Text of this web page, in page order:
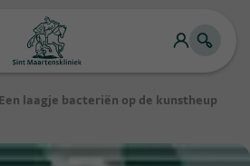
Een laagje bacteriën op de kunstheup